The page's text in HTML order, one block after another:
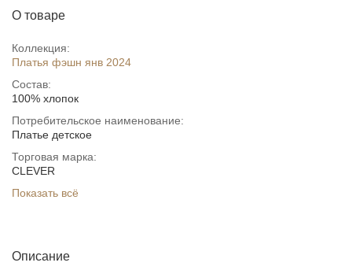
О товаре
Коллекция:
Платья фэшн янв 2024
Состав:
100% хлопок
Потребительское наименование:
Платье детское
Торговая марка:
CLEVER
Показать всё
Описание